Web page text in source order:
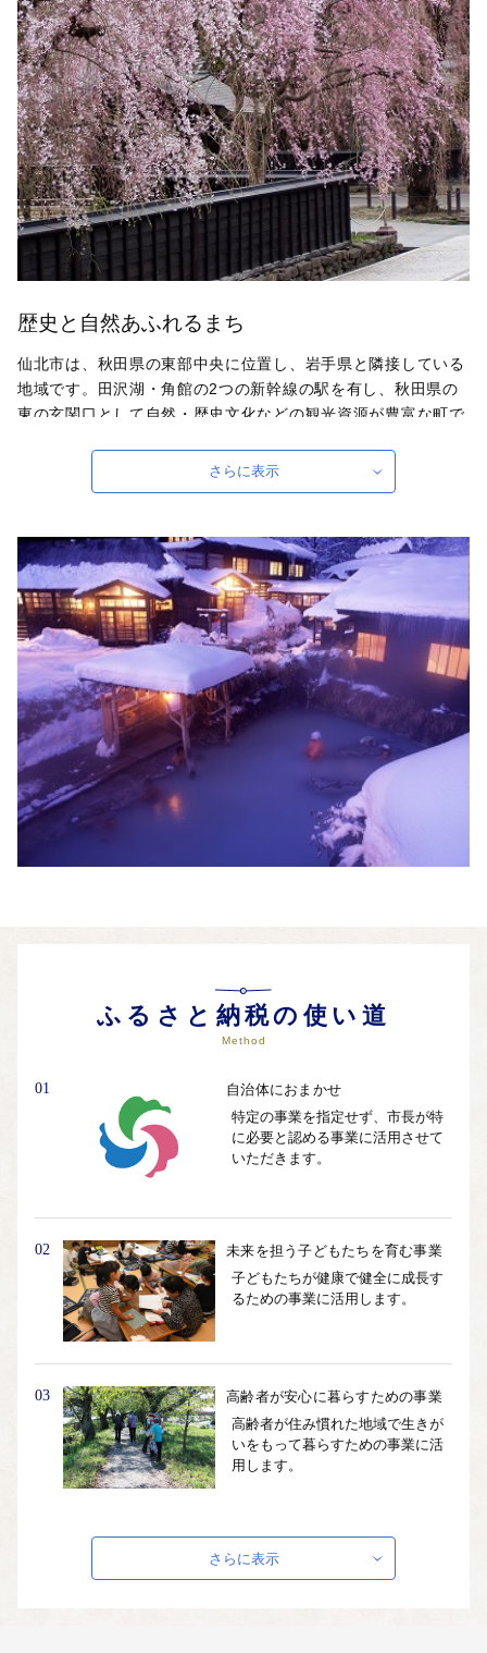
歴史と自然あふれるまち
仙北市は、秋田県の東部中央に位置し、岩手県と隣接している
地域です。田沢湖・角館の2つの新幹線の駅を有し、秋田県の
東の玄関口として自然・歴史文化などの観光資源が豊富な町で
ヶ岳・八幡平に囲まれ、玉川・乳頭といった温泉郷を有してい
ます。城下町として栄えた角館地区は「みちのくの小京都」と
自治体ホームページはこちら （外部サイト）
外部サイトへ遷移します。
個人情報の保護は遷移先サイトの方針に従います。
さらに表示
ふるさと納税の使い道
Method
01
自治体におまかせ
特定の事業を指定せず、市長が特
に必要と認める事業に活用させて
いただきます。
02
未来を担う子どもたちを育む事業
子どもたちが健康で健全に成長す
るための事業に活用します。
03
高齢者が安心に暮らすための事業
高齢者が住み慣れた地域で生きが
いをもって暮らすための事業に活
用します。
伝統文化を次世代へつなぐ事業
桜の樹勢回復、伝建地区内の建造
形無形を含む文化財の保存事業に
さらに表示